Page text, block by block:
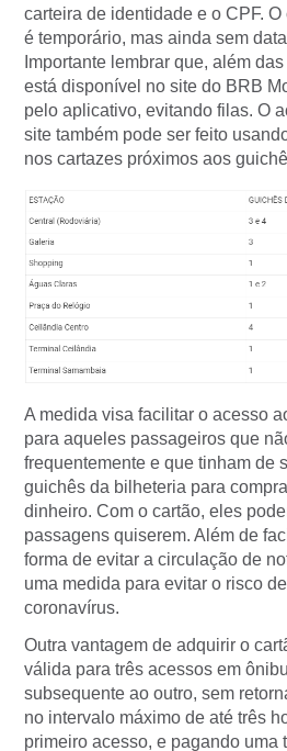
carteira de identidade e o CPF.
é temporário, mas ainda sem
Importante lembrar que, além
está disponível no site do BRB
pelo aplicativo, evitando filas. O
site também pode ser feito
nos cartazes próximos aos
A medida visa facilitar o acesso
para aqueles passageiros que
frequentemente e que tinham de
guichês da bilheteria para
dinheiro. Com o cartão, eles
passagens quiserem. Além de
forma de evitar a circulação de
uma medida para evitar o risco
coronavírus.
Outra vantagem de adquirir o
válida para três acessos em
subsequente ao outro, sem
no intervalo máximo de até três
primeiro acesso, e pagando uma